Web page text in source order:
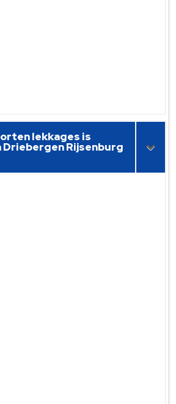
lekkages is
Rijsenburg